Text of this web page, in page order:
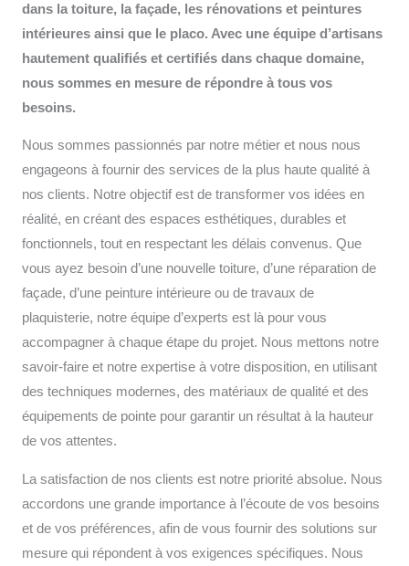
dans la toiture, la façade, les rénovations et peintures
intérieures ainsi que le placo. Avec une équipe d’artisans
hautement qualifiés et certifiés dans chaque domaine,
nous sommes en mesure de répondre à tous vos
besoins.
Nous sommes passionnés par notre métier et nous nous
engageons à fournir des services de la plus haute qualité à
nos clients. Notre objectif est de transformer vos idées en
réalité, en créant des espaces esthétiques, durables et
fonctionnels, tout en respectant les délais convenus. Que
vous ayez besoin d’une nouvelle toiture, d’une réparation de
façade, d’une peinture intérieure ou de travaux de
plaquisterie, notre équipe d’experts est là pour vous
accompagner à chaque étape du projet. Nous mettons notre
savoir-faire et notre expertise à votre disposition, en utilisant
des techniques modernes, des matériaux de qualité et des
équipements de pointe pour garantir un résultat à la hauteur
de vos attentes.
La satisfaction de nos clients est notre priorité absolue. Nous
accordons une grande importance à l’écoute de vos besoins
et de vos préférences, afin de vous fournir des solutions sur
mesure qui répondent à vos exigences spécifiques. Nous